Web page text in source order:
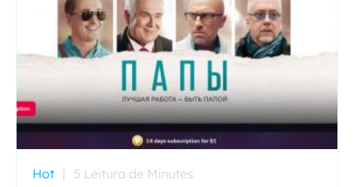
Hot | 5 Leitura de Minutes